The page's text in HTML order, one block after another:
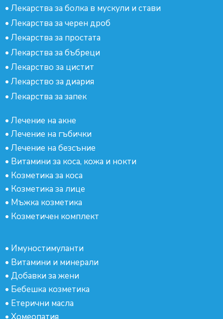
• Лекарства за болка в мускули и стави
• Лекарства за черен дроб
• Лекарства за простата
• Лекарства за бъбреци
• Лекарство за цистит
• Лекарство за диария
• Лекарства за запек
• Лечение на акне
• Лечение на гъбички
• Лечение на безсъние
• Витамини за коса, кожа и нокти
• Козметика за коса
• Козметика за лице
• Мъжка козметика
• Козметичен комплект
• Имуностимуланти
• Витамини и минерали
• Добавки за жени
• Бебешка козметика
• Етерични масла